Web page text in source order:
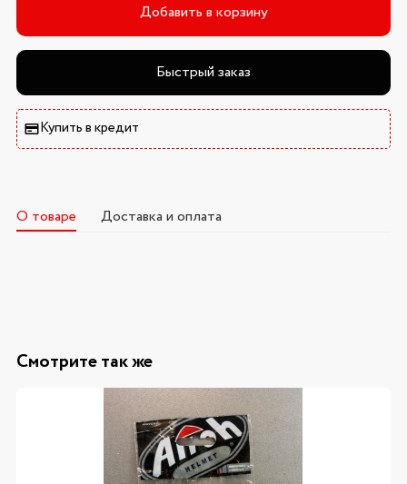
Добавить в корзину
Быстрый заказ
Купить в кредит
О товаре Доставка и оплата
Смотрите так же